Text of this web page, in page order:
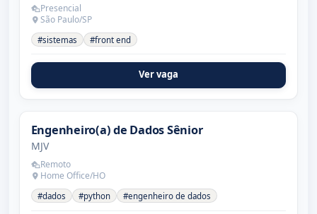
Presencial
São Paulo/SP
#sistemas #front end
Ver vaga
Engenheiro(a) de Dados Sênior
MJV
Remoto
Home Office/HO
#dados #python #engenheiro de dados